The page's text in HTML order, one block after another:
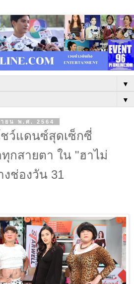
▼
▼
ยน พ.ศ. 2564
ชว์แดนซ์สุดเซ็กซี่
กสายตา ใน "ฮาไม่
ช่องวัน 31